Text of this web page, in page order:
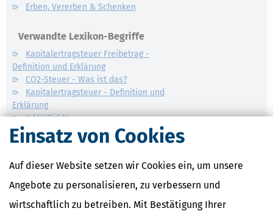
Einsatz von Cookies
Auf dieser Website setzen wir Cookies ein, um unsere
Angebote zu personalisieren, zu verbessern und
wirtschaftlich zu betreiben. Mit Bestätigung Ihrer
Erben, Vererben & Schenken
Verwandte Lexikon-Begriffe
Kapitalertragsteuer Freibetrag -
Definition und Erklärung
CO2-Steuer - Was ist das?
Kapitalertragsteuer - Definition und
Erklärung
NACHDiGAL
Kommission